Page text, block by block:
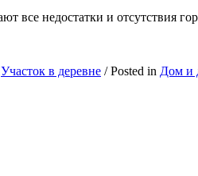
все недостатки и отсутствия
Участок в деревне / Posted in Дом и